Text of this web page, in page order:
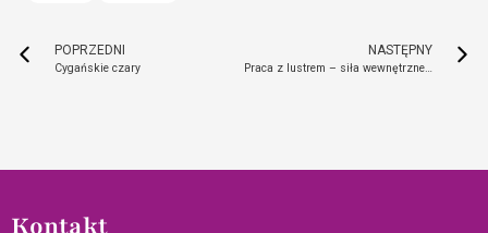
POPRZEDNI
Cygańskie czary
NASTĘPNY
Praca z lustrem – siła wewnętrznego dialogu
Kontakt